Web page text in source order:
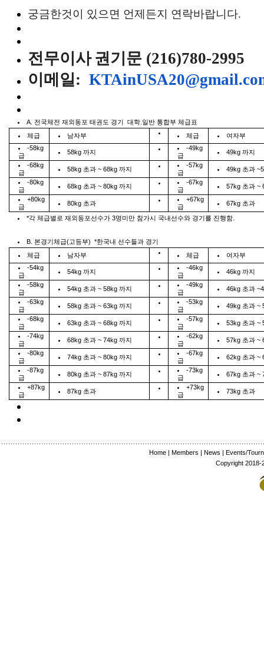
궁금한것이 있으면 언제든지 연락바랍니다.
전무이사 권기문 (216)780-2995
이메일:
A. 전국체전 재외동포 태권도 경기 대학 일반 통합부 체급표
체급
남자부 체급
여자부
-58kg
급
58kg 까지
-49kg
급
49kg 까지
-68kg
급
58kg 초과 ~ 68kg 까지
-57kg
급
49kg 초과
-80kg
급
68kg 초과 ~ 80kg 까지
-67kg
급
57kg 초과 ~
+80kg
급
80kg 초과
+67kg
급
67kg 초과
*각 체급별로 재외동포선수가 3명미만 참가시 국내선수와 경기를 진행함
B. 본경기체급(고등부) *한국내 선수들과 경기
체급
남자부 체급
여자부
-54kg
급
54kg 까지
-46kg
급
46kg 까지
-58kg
급
54kg 초과 ~ 58kg 까지
-49kg
급
46kg 초과
-63kg
급
58kg 초과 ~ 63kg 까지
-53kg
급
49kg 초과 ~
-68kg
급
63kg 초과 ~ 68kg 까지
-57kg
급
53kg 초과 ~
-74kg
급
68kg 초과 ~ 74kg 까지
-62kg
급
57kg 초과 ~
-80kg
급
74kg 초과 ~ 80kg 까지
-67kg
급
62kg 초과 ~
-87kg
급
80kg 초과 ~ 87kg 까지
-73kg
급
67kg 초과 ~
+87kg
급
87kg 초과
+73kg
급
73kg 초과
Home| Members | News | Events/
Copyright 2018-